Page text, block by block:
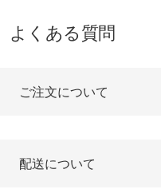
よくある質問
ご注文について
配送について